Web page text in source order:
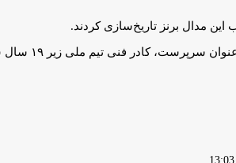
مدال برنز تاریخ‌سازی کردند.
ملی زیر ۱۹ سال ساحلی در رقابت‌ها بودند.